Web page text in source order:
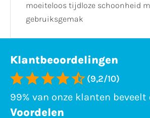
moeiteloos tijdloze schoonheid
gebruiksgemak
Klantbeoordelingen
(9,2/10)
99% van onze klanten beveelt
Voordelen